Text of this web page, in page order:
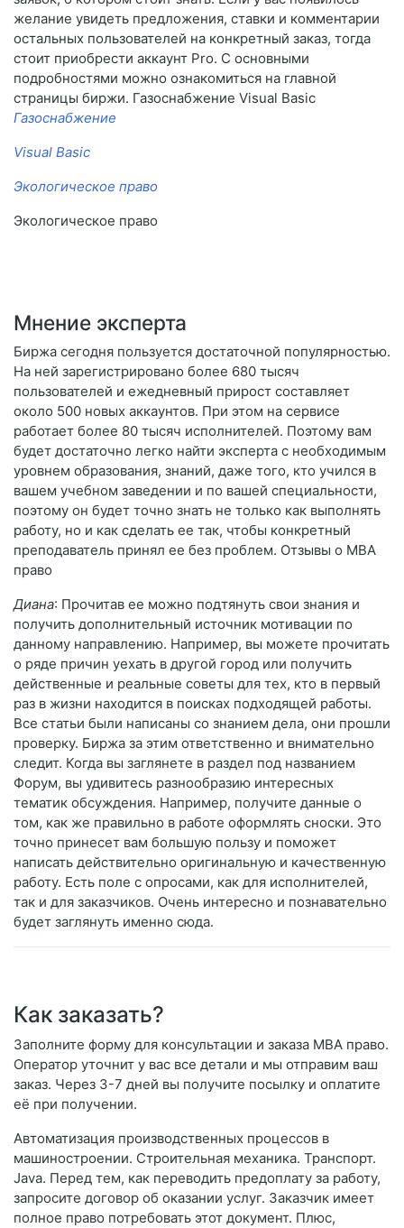
желание увидеть предложения, ставки и комментарии
остальных пользователей на конкретный заказ, тогда
стоит приобрести аккаунт Pro. С основными
подробностями можно ознакомиться на главной
страницы биржи. Газоснабжение Visual Basic
Газоснабжение
Visual Basic
Экологическое право
Экологическое право
Мнение эксперта
Биржа сегодня пользуется достаточной популярностью.
На ней зарегистрировано более 680 тысяч
пользователей и ежедневный прирост составляет
около 500 новых аккаунтов. При этом на сервисе
работает более 80 тысяч исполнителей. Поэтому вам
будет достаточно легко найти эксперта с необходимым
уровнем образования, знаний, даже того, кто учился в
вашем учебном заведении и по вашей специальности,
поэтому он будет точно знать не только как выполнять
работу, но и как сделать ее так, чтобы конкретный
преподаватель принял ее без проблем. Отзывы о MBA
право
Диана: Прочитав ее можно подтянуть свои знания и
получить дополнительный источник мотивации по
данному направлению. Например, вы можете прочитать
о ряде причин уехать в другой город или получить
действенные и реальные советы для тех, кто в первый
раз в жизни находится в поисках подходящей работы.
Все статьи были написаны со знанием дела, они прошли
проверку. Биржа за этим ответственно и внимательно
следит. Когда вы заглянете в раздел под названием
Форум, вы удивитесь разнообразию интересных
тематик обсуждения. Например, получите данные о
том, как же правильно в работе оформлять сноски. Это
точно принесет вам большую пользу и поможет
написать действительно оригинальную и качественную
работу. Есть поле с опросами, как для исполнителей,
так и для заказчиков. Очень интересно и познавательно
будет заглянуть именно сюда.
Как заказать?
Заполните форму для консультации и заказа MBA право.
Оператор уточнит у вас все детали и мы отправим ваш
заказ. Через 3-7 дней вы получите посылку и оплатите
её при получении.
Автоматизация производственных процессов в
машиностроении. Строительная механика. Транспорт.
Java. Перед тем, как переводить предоплату за работу,
запросите договор об оказании услуг. Заказчик имеет
полное право потребовать этот документ. Плюс,